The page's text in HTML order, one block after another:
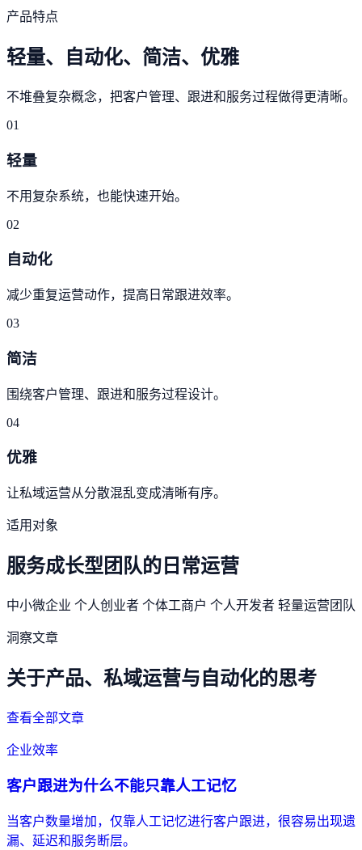
产品特点
轻量、自动化、简洁、优雅
不堆叠复杂概念，把客户管理、跟进和服务过程做得更清晰。
01
轻量
不用复杂系统，也能快速开始。
02
自动化
减少重复运营动作，提高日常跟进效率。
03
简洁
围绕客户管理、跟进和服务过程设计。
04
优雅
让私域运营从分散混乱变成清晰有序。
适用对象
服务成长型团队的日常运营
中小微企业 个人创业者 个体工商户 个人开发者 轻量运营团队
洞察文章
关于产品、私域运营与自动化的思考
查看全部文章
企业效率
客户跟进为什么不能只靠人工记忆
当客户数量增加，仅靠人工记忆进行客户跟进，很容易出现遗
漏、延迟和服务断层。